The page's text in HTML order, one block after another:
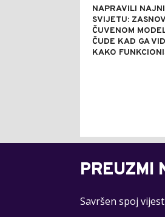
NAPRAVILI
SVIJETU:
ČUVENOM
ČUDE KAD GA
KAKO
PREUZMI
Savršen spoj